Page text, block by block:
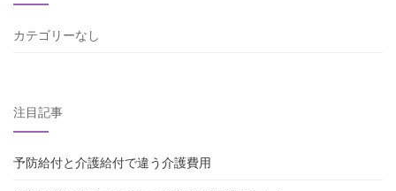
カテゴリーなし
注目記事
予防給付と介護給付で違う介護費用